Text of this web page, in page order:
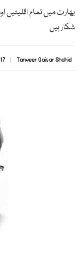
بھارت میں تمام اقلیتیں
شکار ہیں
Tanveer Qaisar Shahid